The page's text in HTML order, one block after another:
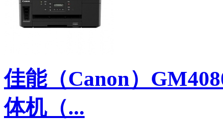
佳能（Canon）
体机（...